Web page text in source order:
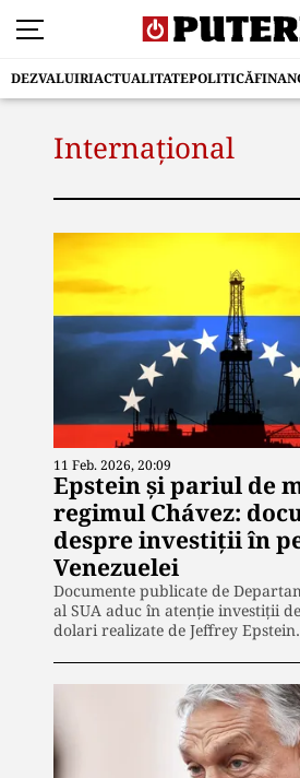
DEZVALUIRIACTUALITATEPOLITICĂ
Internațional
11 Feb. 2026, 20:09
Epstein și pariul de
regimul Chávez:
despre investiții în
Venezuelei
Documente publicate de
al SUA aduc în atenție investiții
dolari realizate de Jeffrey